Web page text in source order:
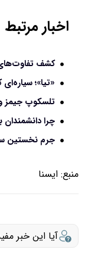
اخبار مرتبط
کشف
«تیا»؛
تلسکوپ جیمز
چرا دانشمندان
جرم نخستین
منبع: ايسنا
آیا این خبر